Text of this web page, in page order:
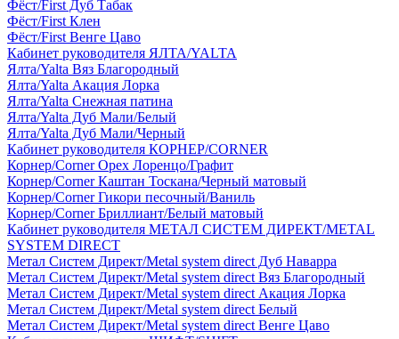
Фёст/First Дуб Табак
Фёст/First Клен
Фёст/First Венге Цаво
Кабинет руководителя ЯЛТА/YALTA
Ялта/Yalta Вяз Благородный
Ялта/Yalta Акация Лорка
Ялта/Yalta Снежная патина
Ялта/Yalta Дуб Мали/Белый
Ялта/Yalta Дуб Мали/Черный
Кабинет руководителя КОРНЕР/CORNER
Корнер/Corner Орех Лоренцо/Графит
Корнер/Corner Каштан Тоскана/Черный матовый
Корнер/Corner Гикори песочный/Ваниль
Корнер/Corner Бриллиант/Белый матовый
Кабинет руководителя МЕТАЛ СИСТЕМ ДИРЕКТ/METAL
SYSTEM DIRECT
Метал Систем Директ/Metal system direct Дуб Наварра
Метал Систем Директ/Metal system direct Вяз Благородный
Метал Систем Директ/Metal system direct Акация Лорка
Метал Систем Директ/Metal system direct Белый
Метал Систем Директ/Metal system direct Венге Цаво